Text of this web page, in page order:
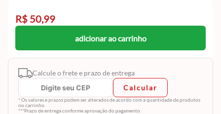
R$ 50,99
adicionar ao carrinho
Calcule o frete e prazo de entrega
Calcular
* Os valores e prazos podem ser alterados de acordo com a quantidade de produtos
no carrinho.
***Prazo de entrega conforme aprovação do pagamento.